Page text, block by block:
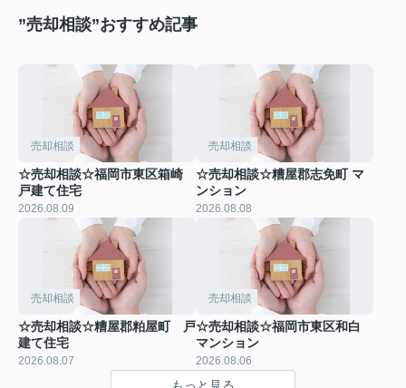
”売却相談”おすすめ記事
売却相談
☆売却相談☆福岡市東区箱崎
戸建て住宅
2026.08.09
売却相談
☆売却相談☆糟屋郡志免町 マ
ンション
2026.08.08
売却相談
☆売却相談☆糟屋郡粕屋町 戸
建て住宅
2026.08.07
売却相談
☆売却相談☆福岡市東区和白
マンション
2026.08.06